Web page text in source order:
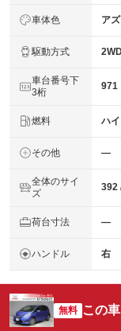
車体色 ア
駆動方式
車台番号下
3桁
971
燃料 ハ
その他 ―
全体のサイ
ズ
392
荷台寸法 ―
ハンドル 右
無料 この